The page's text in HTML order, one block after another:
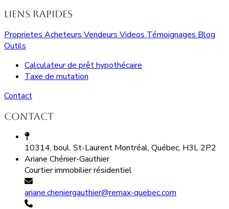
Liens rapides
Proprietes Acheteurs Vendeurs Videos Témoignages Blog
Outils
Calculateur de prêt hypothécaire
Taxe de mutation
Contact
Contact
10314, boul. St-Laurent Montréal, Québec, H3L 2P2
Ariane Chénier-Gauthier
Courtier immobilier résidentiel
ariane.cheniergauthier@remax-quebec.com